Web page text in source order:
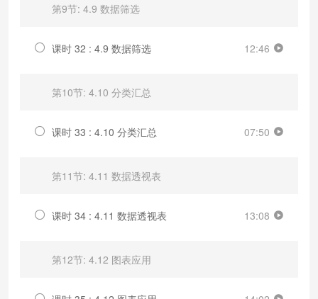
第9节: 4.9 数据筛选
课时 32 : 4.9 数据筛选 12:46
第10节: 4.10 分类汇总
课时 33 : 4.10 分类汇总 07:50
第11节: 4.11 数据透视表
课时 34 : 4.11 数据透视表 13:08
第12节: 4.12 图表应用